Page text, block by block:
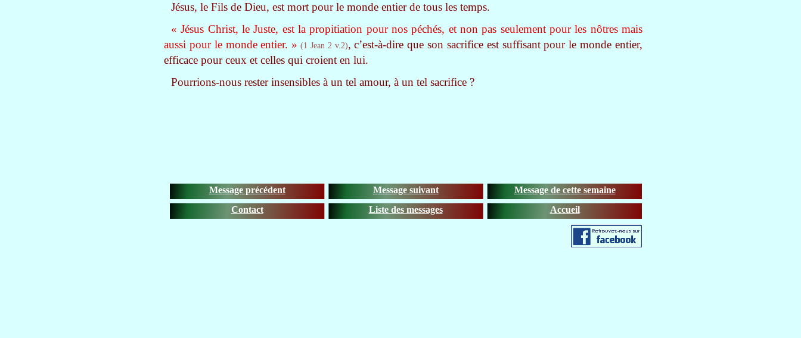
Jésus, le Fils de Dieu, est mort pour le monde entier de tous les temps.
« Jésus Christ, le Juste, est la propitiation pour nos péchés, et non pas seulement pour les nôtres mais
aussi pour le monde entier. » (1 Jean 2 v.2), c’est-à-dire que son sacrifice est suffisant pour le monde entier,
efficace pour ceux et celles qui croient en lui.
Pourrions-nous rester insensibles à un tel amour, à un tel sacrifice ?
Message précédent Message suivant
Message de cette semaine
Contact
Liste des messages Accueil